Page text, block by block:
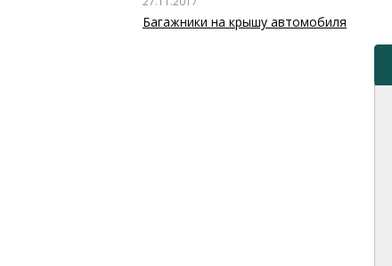
Багажники на крышу автомобиля